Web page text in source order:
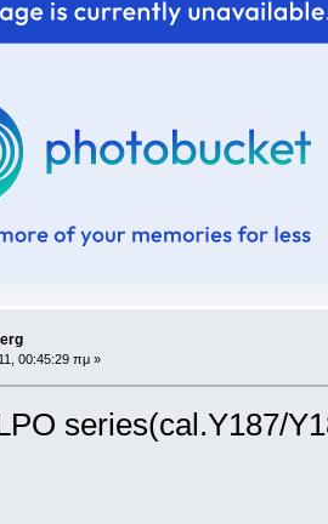
00:45:29 πμ »
series(cal.Y187/